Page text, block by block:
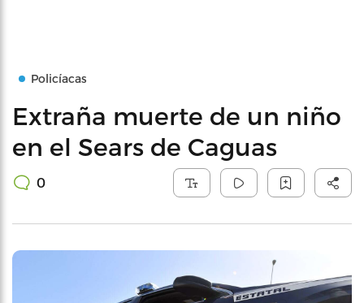
Policíacas
Extraña muerte de un niño
en el Sears de Caguas
0